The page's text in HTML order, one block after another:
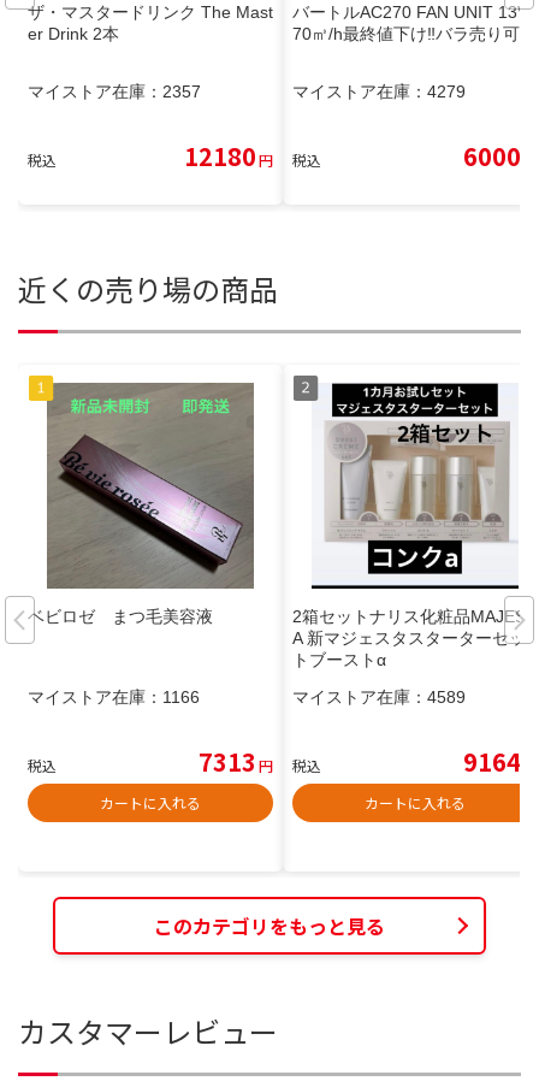
ザ・マスタードリンク The Mast
er Drink 2本
マイストア在庫： 2357
税込 12180円
バートルAC270 FAN UNIT 13V
70㎥/h最終値下け‼️バラ売り可能
マイストア在庫： 4279
税込 6000
近くの売り場の商品
ベビロゼ まつ毛美容液
マイストア在庫： 1166
税込 7313 円
カートに入れる
2箱セットナリス化粧品MAJEST
A 新マジェスタスターターセッ
トブーストα
マイストア在庫： 4589
税込 9164
カートに入れる
このカテゴリをもっと見る
カスタマーレビュー